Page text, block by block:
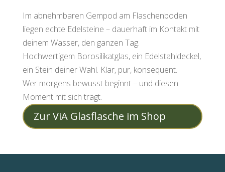
Im abnehmbaren Gempod am Flaschenboden
liegen echte Edelsteine – dauerhaft im Kontakt mit
deinem Wasser, den ganzen Tag.
Hochwertigem Borosilikatglas, ein Edelstahldeckel,
ein Stein deiner Wahl. Klar, pur, konsequent.
Wer morgens bewusst beginnt – und diesen
Moment mit sich trägt.
Zur ViA Glasflasche im Shop